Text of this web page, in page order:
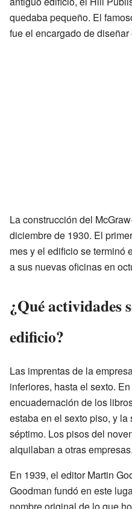
quedaba pequeño. El
fue el encargado de
La construcción del
diciembre de 1930. El
mes y el edificio se terminó
a sus nuevas oficinas en
¿Qué actividades
edificio?
Las imprentas de la
inferiores, hasta el sexto.
encuadernación de los
estaba en el sexto piso, y
séptimo. Los pisos del
alquilaban a otras empresas.
En 1939, el editor Martin
Goodman fundó en este